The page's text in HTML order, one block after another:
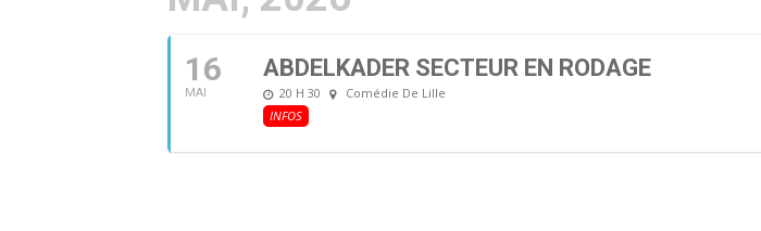
16
MAI
ABDELKADER SECTEUR EN RODAGE
20 H 30
Comédie De Lille
INFOS